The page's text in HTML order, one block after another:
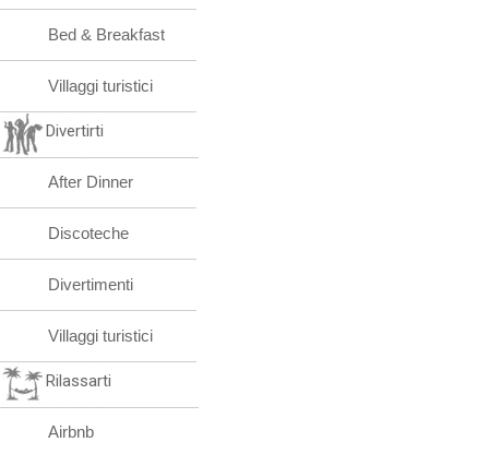
Bed & Breakfast
Villaggi turistici
Divertirti
After Dinner
Discoteche
Divertimenti
Villaggi turistici
Rilassarti
Airbnb